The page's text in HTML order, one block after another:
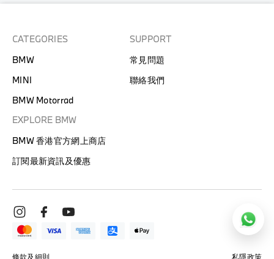
CATEGORIES
BMW
MINI
BMW Motorrad
SUPPORT
常見問題
聯絡我們
EXPLORE BMW
BMW 香港官方網上商店
訂閱最新資訊及優惠
條款及細則 私隱政策